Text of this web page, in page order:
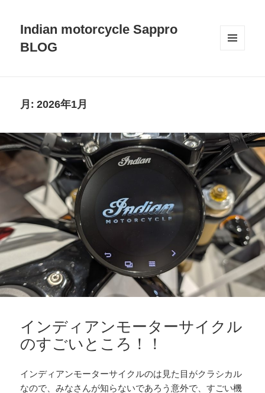
Indian motorcycle Sappro
BLOG
月:2026年1月
インディアンモーターサイクル
のすごいところ！！
インディアンモーターサイクルのは見た目がクラシカル
なので、みなさんが知らないであろう意外で、すごい機